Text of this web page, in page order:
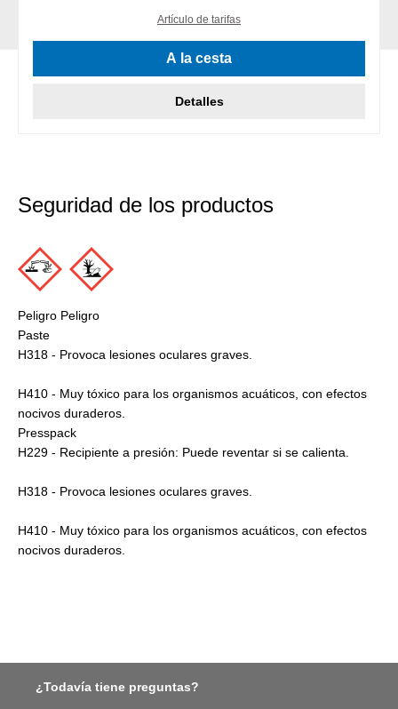
Artículo de tarifas
A la cesta
Detalles
Seguridad de los productos
Peligro Peligro
Paste
H318 - Provoca lesiones oculares graves.
H410 - Muy tóxico para los organismos acuáticos, con efectos
nocivos duraderos.
Presspack
H229 - Recipiente a presión: Puede reventar si se calienta.
H318 - Provoca lesiones oculares graves.
H410 - Muy tóxico para los organismos acuáticos, con efectos
nocivos duraderos.
¿Todavía tiene preguntas?